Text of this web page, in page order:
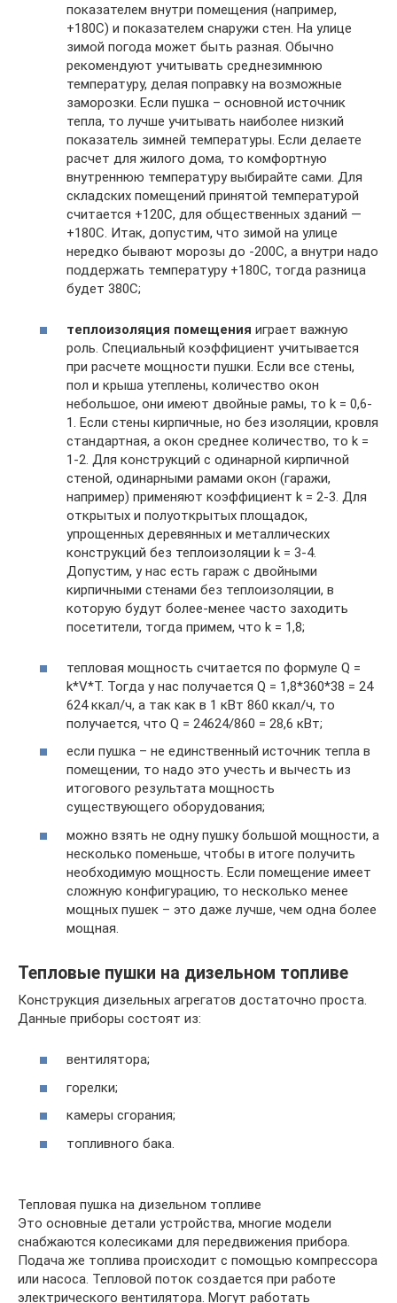
показателем внутри помещения (например,
+180С) и показателем снаружи стен. На улице
зимой погода может быть разная. Обычно
рекомендуют учитывать среднезимнюю
температуру, делая поправку на возможные
заморозки. Если пушка – основной источник
тепла, то лучше учитывать наиболее низкий
показатель зимней температуры. Если делаете
расчет для жилого дома, то комфортную
внутреннюю температуру выбирайте сами. Для
складских помещений принятой температурой
считается +120С, для общественных зданий —
+180С. Итак, допустим, что зимой на улице
нередко бывают морозы до -200С, а внутри надо
поддержать температуру +180С, тогда разница
будет 380С;
теплоизоляция помещения играет важную
роль. Специальный коэффициент учитывается
при расчете мощности пушки. Если все стены,
пол и крыша утеплены, количество окон
небольшое, они имеют двойные рамы, то k = 0,6-
1. Если стены кирпичные, но без изоляции, кровля
стандартная, а окон среднее количество, то k =
1-2. Для конструкций с одинарной кирпичной
стеной, одинарными рамами окон (гаражи,
например) применяют коэффициент k = 2-3. Для
открытых и полуоткрытых площадок,
упрощенных деревянных и металлических
конструкций без теплоизоляции k = 3-4.
Допустим, у нас есть гараж с двойными
кирпичными стенами без теплоизоляции, в
которую будут более-менее часто заходить
посетители, тогда примем, что k = 1,8;
тепловая мощность считается по формуле Q =
k*V*T. Тогда у нас получается Q = 1,8*360*38 = 24
624 ккал/ч, а так как в 1 кВт 860 ккал/ч, то
получается, что Q = 24624/860 = 28,6 кВт;
если пушка – не единственный источник тепла в
помещении, то надо это учесть и вычесть из
итогового результата мощность
существующего оборудования;
можно взять не одну пушку большой мощности, а
несколько поменьше, чтобы в итоге получить
необходимую мощность. Если помещение имеет
сложную конфигурацию, то несколько менее
мощных пушек – это даже лучше, чем одна более
мощная.
Тепловые пушки на дизельном топливе
Конструкция дизельных агрегатов достаточно проста.
Данные приборы состоят из:
вентилятора;
горелки;
камеры сгорания;
топливного бака.
Тепловая пушка на дизельном топливе
Это основные детали устройства, многие модели
снабжаются колесиками для передвижения прибора.
Подача же топлива происходит с помощью компрессора
или насоса. Тепловой поток создается при работе
электрического вентилятора. Могут работать